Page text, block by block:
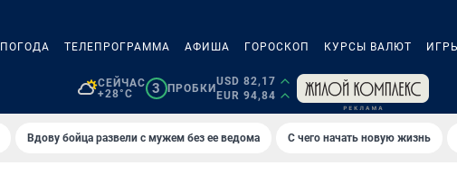
ПОГОДА ТЕЛЕПРОГРАММА АФИША ГОРОСКОП КУРСЫ ВАЛЮТ
СЕЙЧАС
+28°C
3 ПРОБКИ
USD 82,17
EUR 94,84
Вдову бойца развели с мужем без ее ведома С чего начать новую жизнь